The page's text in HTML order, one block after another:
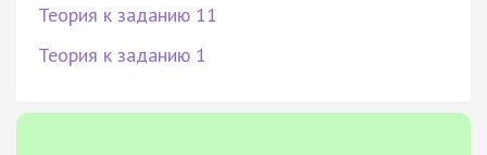
Теория к заданию 11
Теория к заданию 1